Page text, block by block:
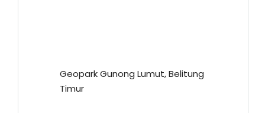
Geopark Gunong Lumut, Belitung
Timur